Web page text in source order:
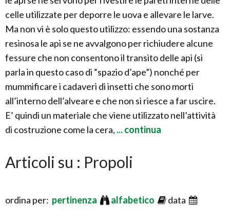
celle utilizzate per deporre le uova e allevare le larve.
Ma non vi è solo questo utilizzo: essendo una sostanza
resinosa le api se ne avvalgono per richiudere alcune
fessure che non consentono il transito delle api (si
parla in questo caso di “spazio d’ape”) nonché per
mummificare i cadaveri di insetti che sono morti
all’interno dell’alveare e che non si riesce a far uscire.
E’ quindi un materiale che viene utilizzato nell’attività
di costruzione come la cera, ... continua
Articoli su : Propoli
ordina per: pertinenza alfabetico data